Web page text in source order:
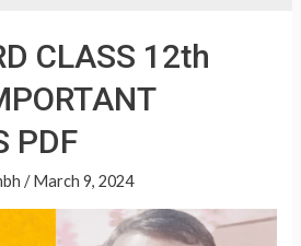
CLASS 12th
PDF
/March 9, 2024